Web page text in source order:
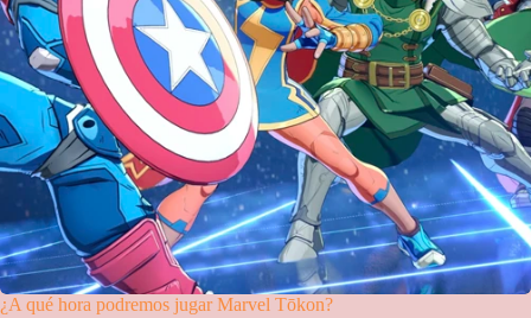
¿A qué hora podremos jugar Marvel Tōkon?